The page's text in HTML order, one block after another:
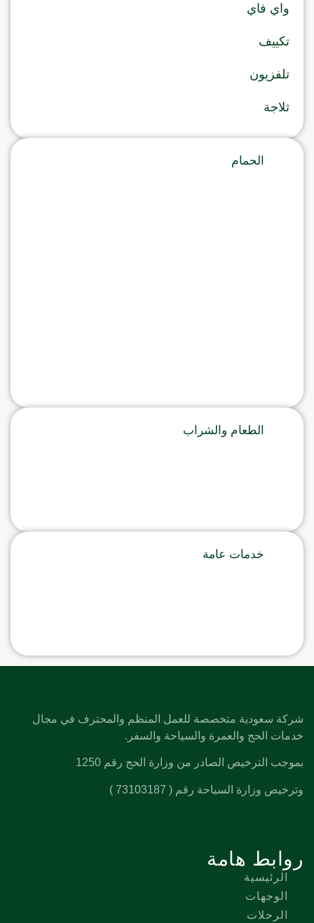
واي فاي
تكييف
تلفزيون
ثلاجة
الحمام
الطعام والشراب
خدمات عامة
شركة سعودية متخصصة للعمل المنظم والمحترف في مجال
خدمات الحج والعمرة والسياحة والسفر.
بموجب الترخيص الصادر من وزارة الحج رقم 1250
وترخيص وزارة السياحة رقم ( 73103187 )
روابط هامة
الرئيسية
الوجهات
الرحلات